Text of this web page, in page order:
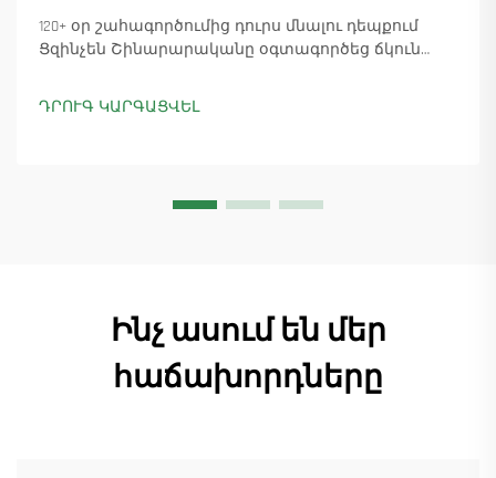
120+ օր շահագործումից դուրս մնալու դեպքում
Ցզինչեն Շինարարականը օգտագործեց ճկուն
ապահովելով 18 աշտարակային ճանկային
տնտեսուղղիչների մատուցումը և ապահովելով
ԴՐՈՒԳ ԿԱՐԳԱՑՎԵԼ
Ինչ ասում են մեր
հաճախորդները